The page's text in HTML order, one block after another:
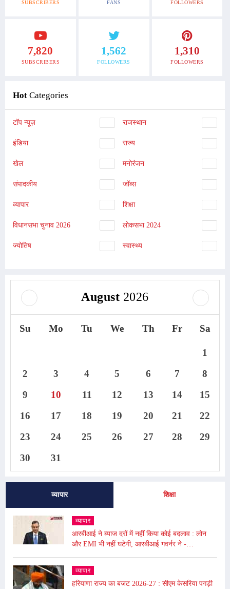
SUBSCRIBERS FANS FOLLOWERS
7,820
SUBSCRIBERS
1,562
FOLLOWERS
1,310
FOLLOWERS
Hot Categories
टॉप न्यूज़ राजस्थान
इंडिया राज्य
खेल मनोरंजन
संपादकीय जॉब्स
व्यापार शिक्षा
विधानसभा चुनाव 2026 लोकसभा 2024
ज्योतिष स्वास्थ्य
August 2026
Su Mo Tu We Th Fr Sa
1
2
3 4 5 6 7
8
9
10 11 12 13 14
15
16
17 18 19 20 21
22
23
24 25 26 27 28
29
30
31
व्यापार शिक्षा
व्यापार
आरबीआई ने ब्याज दरों में नहीं किया कोई बदलाव : लोन
और EMI भी नहीं घटेगी, आरबीआई गवर्नर ने -
व्यापार
हरियाणा राज्य का बजट 2026-27 : सीएम केसरिया पगड़ी